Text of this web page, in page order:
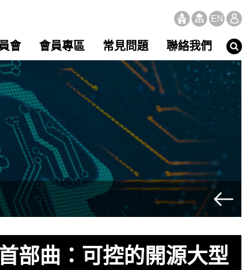
EN
會 會員專區 常見問題 聯絡我們
部曲：可控的開源大型